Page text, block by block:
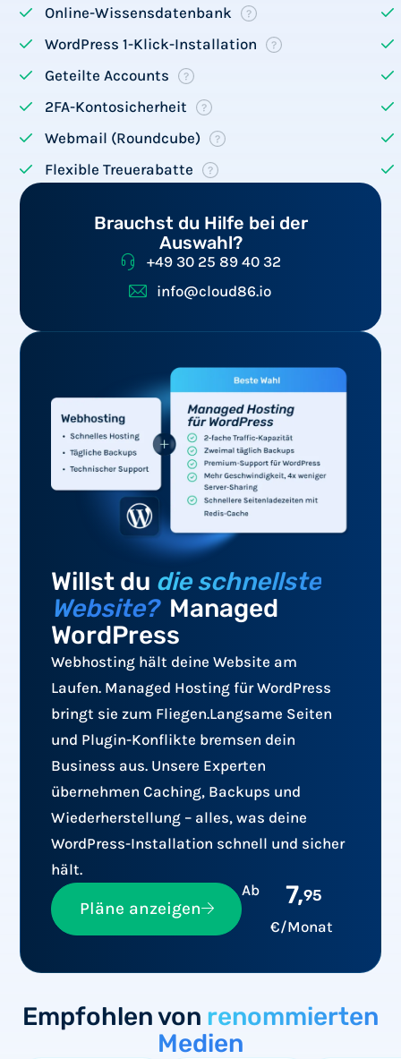
Online-Wissensdatenbank
WordPress 1-Klick-Installation
Geteilte Accounts
2FA-Kontosicherheit
Webmail (Roundcube)
Flexible Treuerabatte
Brauchst du Hilfe bei der
Auswahl?
+49 30 25 89 40 32
info@cloud86.io
Willst du die schnellste
Website? Managed
WordPress
Webhosting hält deine Website am
Laufen. Managed Hosting für WordPress
bringt sie zum Fliegen.Langsame Seiten
und Plugin-Konflikte bremsen dein
Business aus. Unsere Experten
übernehmen Caching, Backups und
Wiederherstellung – alles, was deine
WordPress-Installation schnell und sicher
hält.
Pläne anzeigen
Ab 7,95
€/Monat
Empfohlen von renommierten
Medien